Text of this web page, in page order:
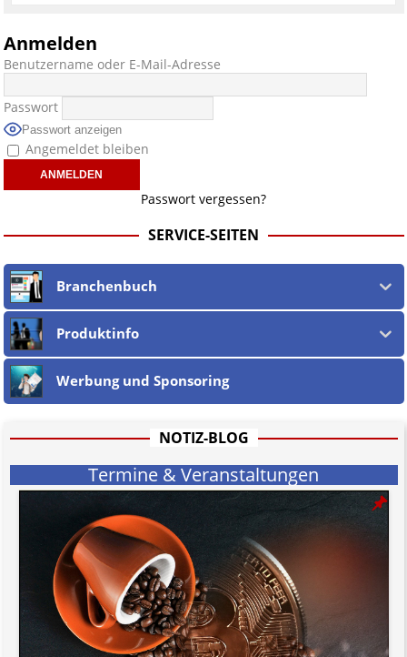
Anmelden
Benutzername oder E-Mail-Adresse
Passwort
Passwort anzeigen
Angemeldet bleiben
Passwort vergessen?
SERVICE-SEITEN
Branchenbuch
Produktinfo
Werbung und Sponsoring
NOTIZ-BLOG
Termine & Veranstaltungen